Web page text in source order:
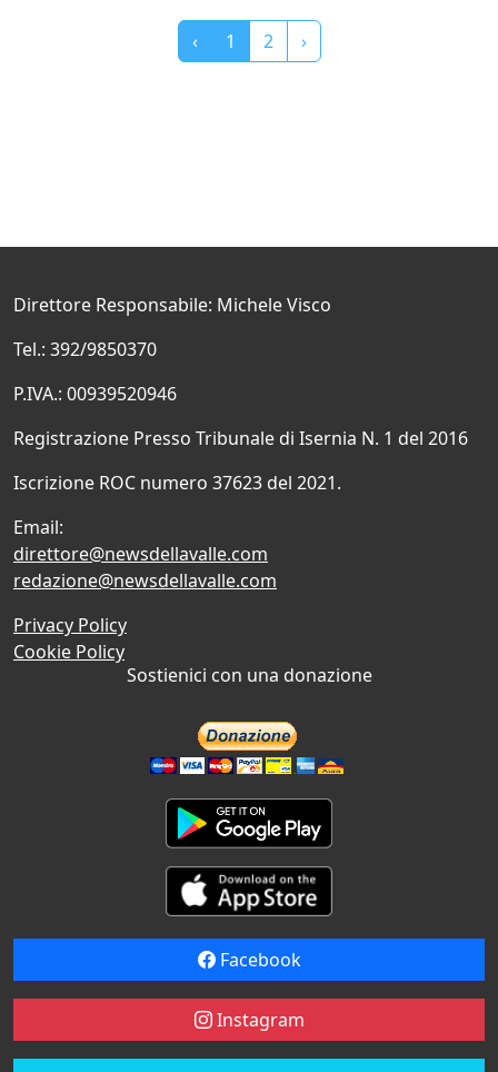
‹ 1 2 ›
Direttore Responsabile: Michele Visco
Tel.: 392/9850370
P.IVA.: 00939520946
Registrazione Presso Tribunale di Isernia N. 1 del 2016
Iscrizione ROC numero 37623 del 2021.
Email:
direttore@newsdellavalle.com
redazione@newsdellavalle.com
Privacy Policy
Cookie Policy
Sostienici con una donazione
Facebook
Instagram